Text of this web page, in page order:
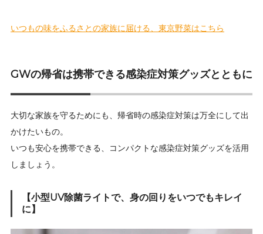
いつもの味をふるさとの家族に届ける、東京野菜はこちら
GWの帰省は携帯できる感染症対策グッズとともに
大切な家族を守るためにも、帰省時の感染症対策は万全にして出
かけたいもの。
いつも安心を携帯できる、コンパクトな感染症対策グッズを活用
しましょう。
【小型UV除菌ライトで、身の回りをいつでもキレイ
に】